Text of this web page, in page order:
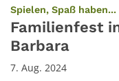
Spielen, Spaß haben...:
Familienfest
Barbara
7. Aug. 2024